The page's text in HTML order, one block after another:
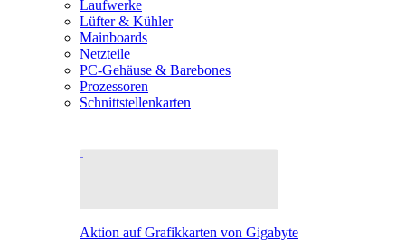
Laufwerke
Lüfter & Kühler
Mainboards
Netzteile
PC-Gehäuse & Barebones
Prozessoren
Schnittstellenkarten
Aktion auf Grafikkarten von Gigabyte